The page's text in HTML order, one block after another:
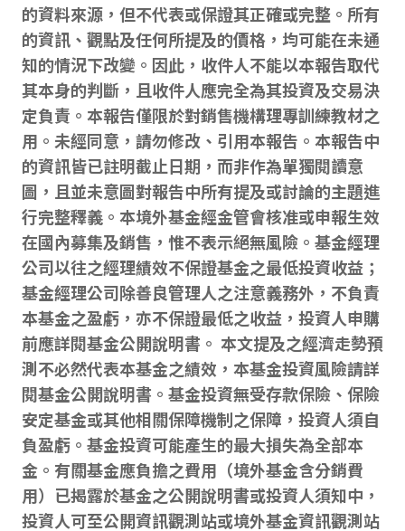
的資料來源，但不代表或保證其正確或完整。所有
的資訊、觀點及任何所提及的價格，均可能在未通
知的情況下改變。因此，收件人不能以本報告取代
其本身的判斷，且收件人應完全為其投資及交易決
定負責。本報告僅限於對銷售機構理專訓練教材之
用。未經同意，請勿修改、引用本報告。本報告中
的資訊皆已註明截止日期，而非作為單獨閱讀意
圖，且並未意圖對報告中所有提及或討論的主題進
行完整釋義。本境外基金經金管會核准或申報生效
在國內募集及銷售，惟不表示絕無風險。基金經理
公司以往之經理績效不保證基金之最低投資收益；
基金經理公司除善良管理人之注意義務外，不負責
本基金之盈虧，亦不保證最低之收益，投資人申購
前應詳閱基金公開說明書。 本文提及之經濟走勢預
測不必然代表本基金之績效，本基金投資風險請詳
閱基金公開說明書。基金投資無受存款保險、保險
安定基金或其他相關保障機制之保障，投資人須自
負盈虧。基金投資可能產生的最大損失為全部本
金。有關基金應負擔之費用（境外基金含分銷費
用）已揭露於基金之公開說明書或投資人須知中，
投資人可至公開資訊觀測站或境外基金資訊觀測站